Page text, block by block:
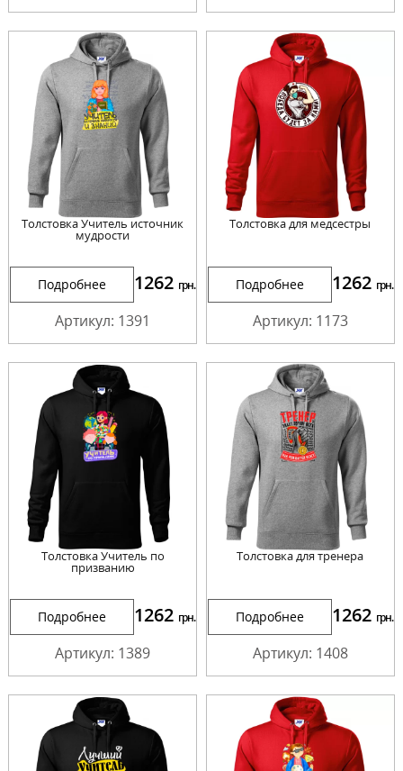
Толстовка Учитель источник
мудрости
Подробнее 1262 грн.
Артикул: 1391
Толстовка для медсестры
Подробнее 1262 грн.
Артикул: 1173
Толстовка Учитель по
призванию
Подробнее 1262 грн.
Артикул: 1389
Толстовка для тренера
Подробнее 1262 грн.
Артикул: 1408